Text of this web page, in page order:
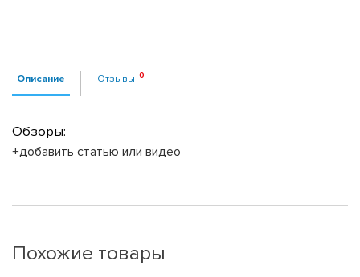
Описание Отзывы
Обзоры:
+добавить статью или видео
Похожие товары